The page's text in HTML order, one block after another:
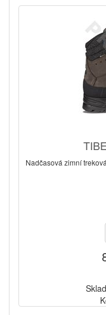
Nadčasová zimní